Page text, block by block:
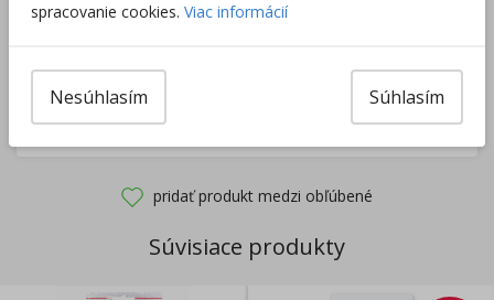
Výrobca/Distribútor
pridať produkt medzi obľúbené
Súvisiace produkty
spracovanie cookies. Viac informácií
Súhlasím
Nesúhlasím